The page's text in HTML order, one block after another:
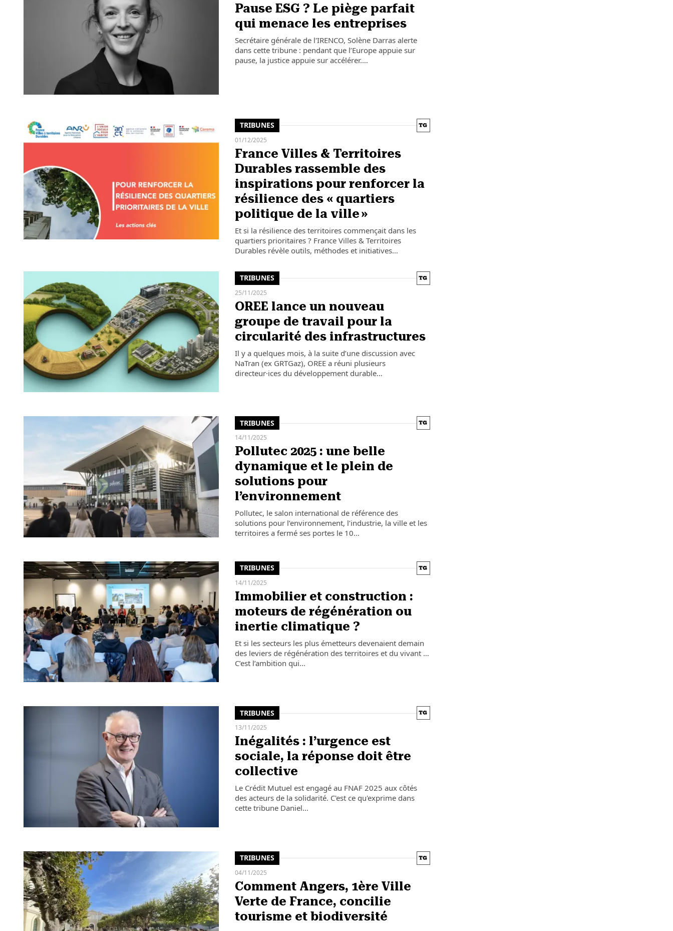
Pause ESG ? Le piège parfait
qui menace les entreprises
Secrétaire générale de l'IRENCO, Solène Darras alerte
dans cette tribune : pendant que l’Europe appuie sur
pause, la justice appuie sur accélérer.…
TRIBUNES
01/12/2025
France Villes & Territoires
Durables rassemble des
inspirations pour renforcer la
résilience des « quartiers
politique de la ville »
Et si la résilience des territoires commençait dans les
quartiers prioritaires ? France Villes & Territoires
Durables révèle outils, méthodes et initiatives…
TRIBUNES
25/11/2025
OREE lance un nouveau
groupe de travail pour la
circularité des infrastructures
Il y a quelques mois, à la suite d’une discussion avec
NaTran (ex GRTGaz), OREE a réuni plusieurs
directeur·ices du développement durable…
TRIBUNES
14/11/2025
Pollutec 2025 : une belle
dynamique et le plein de
solutions pour
l’environnement
Pollutec, le salon international de référence des
solutions pour l’environnement, l’industrie, la ville et les
territoires a fermé ses portes le 10…
TRIBUNES
14/11/2025
Immobilier et construction :
moteurs de régénération ou
inertie climatique ?
Et si les secteurs les plus émetteurs devenaient demain
des leviers de régénération des territoires et du vivant …
C’est l’ambition qui…
TRIBUNES
13/11/2025
Inégalités : l’urgence est
sociale, la réponse doit être
collective
Le Crédit Mutuel est engagé au FNAF 2025 aux côtés
des acteurs de la solidarité. C'est ce qu'exprime dans
cette tribune Daniel…
TRIBUNES
04/11/2025
Comment Angers, 1ère Ville
Verte de France, concilie
tourisme et biodiversité